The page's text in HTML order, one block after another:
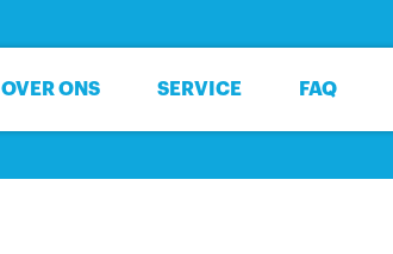
OVER ONS SERVICE FAQ